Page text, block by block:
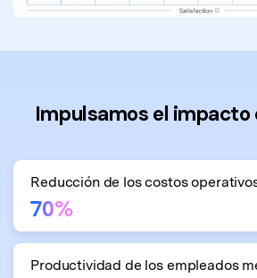
Impulsamos el impacto
Reducción de los costos
70%
Productividad de los empleados